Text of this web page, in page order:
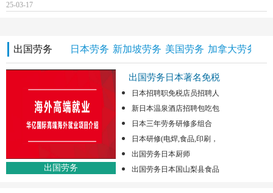
25-03-17
出国劳务 日本劳务 新加坡劳务 美国劳务 加拿大劳务
出国劳务
出国劳务日本著名免税
日本招聘职免税店员招聘人
新日本温泉酒店招聘包吃包
日本三年劳务研修多组合
日本研修(电焊,食品,印刷，
出国劳务日本厨师
出国劳务日本国山梨县食品